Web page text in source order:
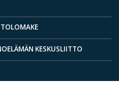
KESKUSLIITTO